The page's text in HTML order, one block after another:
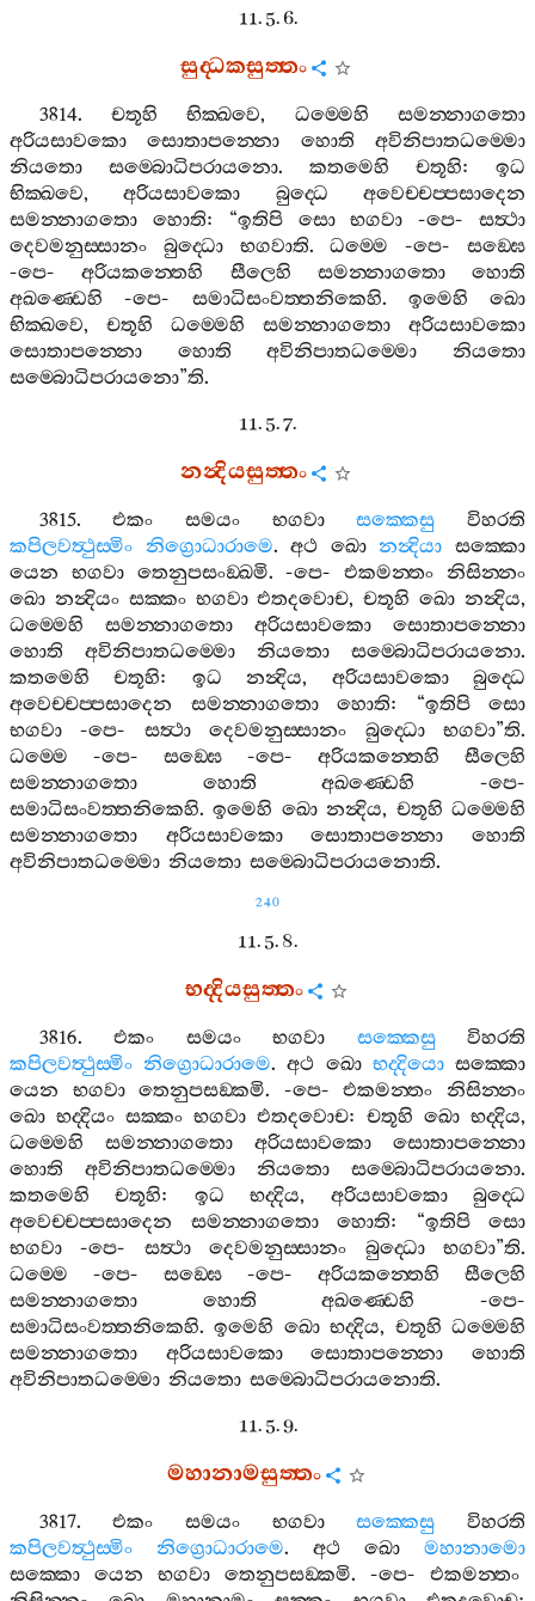
11. 5. 6.
සුද‍්ධකසුත‍්තං
3814. චතූහි භික‍්ඛවෙ, ධම‍්මෙහි
සමන‍්නාගතො
අරියසාවකො
සොතාපන‍්නො හොති
අවිනිපාතධම‍්මො
නියතො
සම‍්බොධිපරායනො. කතමෙහි චතූහි: ඉධ
භික‍්ඛවෙ,අරියසාවකො බුද‍්ධෙ
අවෙච‍්චප‍්පසාදෙන
සමන‍්නාගතො
හොති: “ඉතිපි සො භගවා -පෙ-සත්‍ථා
දෙවමනුස‍්සානං
බුද‍්ධො භගවාති.ධම‍්මෙ -පෙ-සඞ‍්ඝෙ
-පෙ-අරියකන‍්තෙහි සීලෙහි සමන‍්නාගතො
හොති
අඛණ‍්ඩෙහි -පෙ- සමාධිසංවත‍්තනිකෙහි. ඉමෙහි
ඛො
භික‍්ඛවෙ, චතූහි ධම‍්මෙහි සමන‍්නාගතො
අරියසාවකො
සොතාපන‍්නො
හොති අවිනිපාතධම‍්මො
නියතො
සම‍්බොධිපරායනො”ති.
11. 5. 7.
නන්‍දියසුත‍්තං
3815.එකං සමයං භගවා සක‍්කෙසු
විහරති
කපිලවත්‍ථුස‍්මිං නිග්‍රොධාරාමෙ.අථ ඛො නන්‍දියා සක‍්කො
යෙන
භගවා තෙනුපසංඞ‍්ඛමි. -පෙ-එකමන‍්තං නිසින‍්නං
ඛො නන්‍දියං සක‍්කං භගවා එතදවොච,චතූහි ඛො නන්‍දිය,
ධම‍්මෙහි
සමන‍්නාගතො අරියසාවකො
සොතාපන‍්නො
හොති
අවිනිපාතධම‍්මො නියතො සම‍්බොධිපරායනො.
කතමෙහි
චතූහි: ඉධ නන්‍දිය, අරියසාවකො
බුද‍්ධෙ
අවෙච‍්චප‍්පසාදෙන
සමන‍්නාගතො හොති: “ඉතිපි
සො
භගවා -පෙ- සත්‍ථා දෙවමනුස‍්සානං බුද‍්ධො භගවා”ති.
ධම‍්මෙ -පෙ- සඞ‍්ඝෙ -පෙ- අරියකන‍්තෙහි
සීලෙහි
සමන‍්නාගතො
හොති අඛණ‍්ඩෙහි -පෙ-
සමාධිසංවත‍්තනිකෙහි.ඉමෙහි ඛො නන්‍දිය, චතූහි ධම‍්මෙහි
සමන‍්නාගතො
අරියසාවකො සොතාපන‍්නො
හොති
අවිනිපාතධම‍්මො නියතො සම‍්බොධිපරායනොති.
240
11. 5. 8.
භද‍්දියසුත‍්තං
3816.එකං සමයං භගවා සක‍්කෙසු
විහරති
කපිලවත්‍ථුස‍්මිං නිග්‍රොධාරාමෙ.අථ ඛො භද‍්දියො සක‍්කො
යෙන
භගවා තෙනුපසඞ‍්කමි. -පෙ-එකමන‍්තං
නිසින‍්නං
ඛො භද‍්දියං සක‍්කං භගවා එතදවොච: චතූහි ඛො භද‍්දිය,
ධම‍්මෙහි
සමන‍්නාගතො අරියසාවකො
සොතාපන‍්නො
හොති
අවිනිපාතධම‍්මො නියතො සම‍්බොධිපරායනො.
කතමෙහි
චතූහි: ඉධ භද‍්දිය, අරියසාවකො
බුද‍්ධෙ
අවෙච‍්චප‍්පසාදෙන
සමන‍්නාගතො හොති: “ඉතිපි
සො
භගවා -පෙ- සත්‍ථා දෙවමනුස‍්සානං බුද‍්ධො භගවා”ති.
ධම‍්මෙ -පෙ- සඞ‍්ඝෙ -පෙ- අරියකන‍්තෙහි
සීලෙහි
සමන‍්නාගතො
හොති අඛණ‍්ඩෙහි -පෙ-
සමාධිසංවත‍්තනිකෙහි.ඉමෙහි ඛො භද‍්දිය, චතූහි ධම‍්මෙහි
සමන‍්නාගතො
අරියසාවකො සොතාපන‍්නො
හොති
අවිනිපාතධම‍්මො නියතො සම‍්බොධිපරායනොති.
11. 5. 9.
මහානාමසුත‍්තං
3817.එකං සමයං භගවා සක‍්කෙසු
විහරති
කපිලවත්‍ථුස‍්මිං
නිග්‍රොධාරාමෙ. අථ ඛො
මහානාමො
සක‍්කො
යෙන භගවා තෙනුපසඞ‍්කමි. -පෙ- එකමන‍්තං